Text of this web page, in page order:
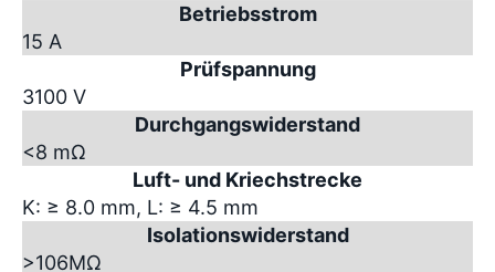
Betriebsstrom
15 A
Prüfspannung
3100 V
Durchgangswiderstand
<8 mΩ
Luft- und Kriechstrecke
K: ≥ 8.0 mm, L: ≥ 4.5 mm
Isolationswiderstand
>106MΩ